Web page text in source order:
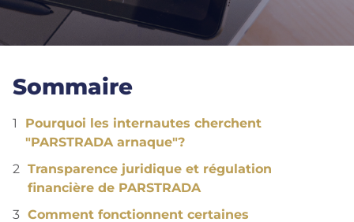
Sommaire
Pourquoi les internautes cherchent
"PARSTRADA arnaque"?
Transparence juridique et régulation
financière de PARSTRADA
Comment fonctionnent certaines